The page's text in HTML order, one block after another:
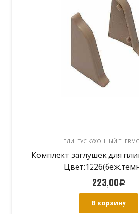
ПЛИНТУС КУХОННЫЙ
Комплект заглушек для
223,00Р
В корзину